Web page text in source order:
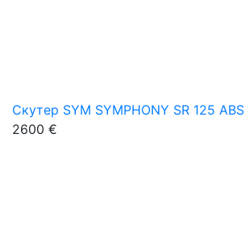
Скутер SYM SYMPHONY SR 125 ABS
2600 €